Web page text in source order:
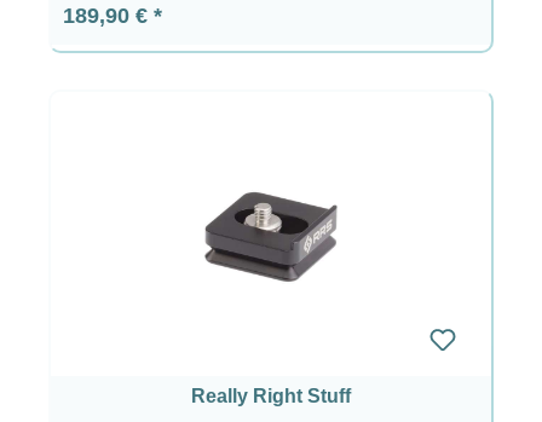
Prix régulier :
189,90 €
Really Right Stuff